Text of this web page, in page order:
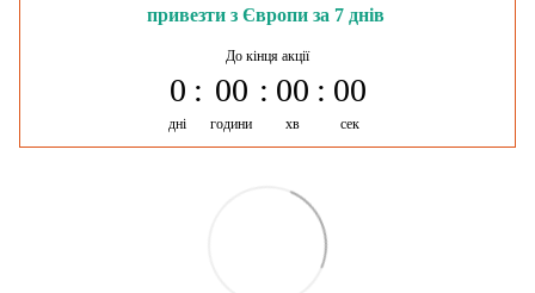
привезти з Європи за 7 днів
До кінця акції
0
дні
00
години
00
хв
00
сек